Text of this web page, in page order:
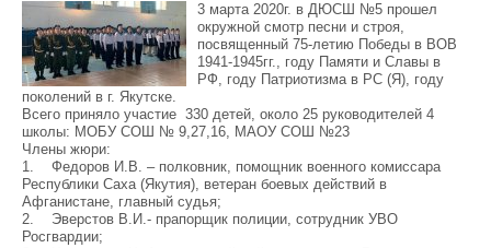
3 марта 2020г. в ДЮСШ №5 прошел
окружной смотр песни и строя,
посвященный 75-летию Победы в ВОВ
1941-1945гг., году Памяти и Славы в
РФ, году Патриотизма в РС (Я), году
поколений в г. Якутске.
Всего приняло участие 330 детей, около 25 руководителей 4
школы: МОБУ СОШ № 9,27,16, МАОУ СОШ №23
Члены жюри:
1. Федоров И.В. – полковник, помощник военного комиссара
Республики Саха (Якутия), ветеран боевых действий в
Афганистане, главный судья;
2. Эверстов В.И.- прапорщик полиции, сотрудник УВО
Росгвардии;